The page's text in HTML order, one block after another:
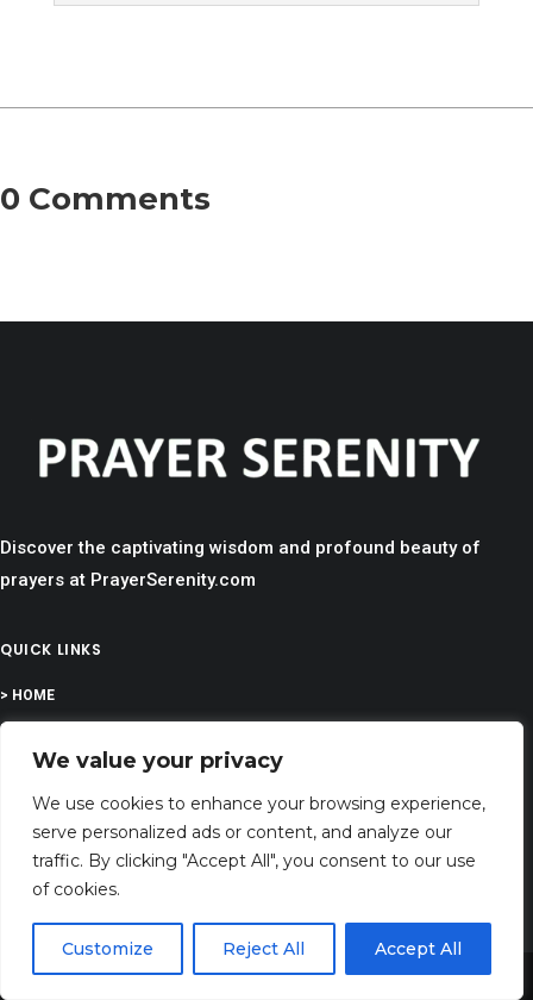
We value your privacy
We use cookies to enhance your browsing experience,
serve personalized ads or content, and analyze our
traffic. By clicking "Accept All", you consent to our use
of cookies.
Customize Reject All Accept All
0 Comments
Discover the captivating wisdom and profound beauty of
prayers at PrayerSerenity.com
QUICK LINKS
> HOME
> CONTACT
> TERMS AND CONDITIONS
> PRIVACY
> DISCLAIMER
> ABOUT
Share This